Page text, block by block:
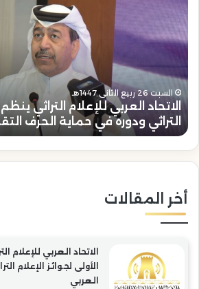
العربي
للإعلام
التراثي
ينظم
فعالية
“الإعلام
التراثي
ودوره
في
حماية
الحرف
التقليدية
السبت 26 ربيع الثاني 1447هـ
الاتحاد العربي للإعلام التراثي
التراثي ودوره في حماية الحرف
أخر المقالات
الاتحاد العربي للإعلام
الأولى لجوائز الإعلام
العربي